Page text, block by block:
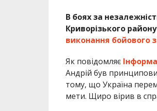
В боях за
Криворізького
виконання бойового
Як повідомляє
Андрій був
тому, що Україна
мети. Щиро вірив в